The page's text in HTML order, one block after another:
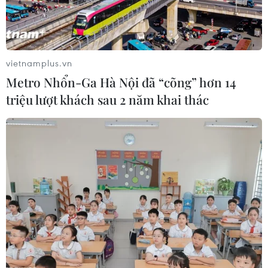
Bên cạnh đó, góp mặt ở vị trí Top 7 và Top 8 là
Lễ công bố Michelin Guide với hơn 95,7 ngàn
lượt thảo luận và Lễ hội bánh mì với hơn 90,2
ngàn lượt thảo luận. Đây là 2 chủ đề duy nhất
không phải là món ăn hay thức uống lọt Top 10,
cho thấy các sự kiện, lễ hội ăn uống vẫn rất
được quan tâm trong năm qua.
Top 10 "tiếng lóng" được sử dụng nhiều nhất
vietnamplus.vn
Metro Nhổn-Ga Hà Nội đã “cõng” hơn 14
triệu lượt khách sau 2 năm khai thác